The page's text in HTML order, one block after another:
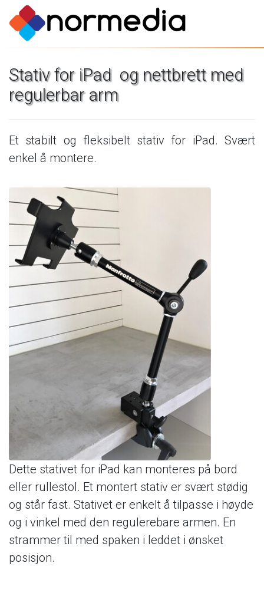
Stativ for iPad og nettbrett med
regulerbar arm
Et stabilt og fleksibelt stativ for iPad. Svært
enkel å montere.
Dette stativet for iPad kan monteres på bord
eller rullestol. Et montert stativ er svært stødig
og står fast. Stativet er enkelt å tilpasse i høyde
og i vinkel med den regulerebare armen. En
strammer til med spaken i leddet i ønsket
posisjon.